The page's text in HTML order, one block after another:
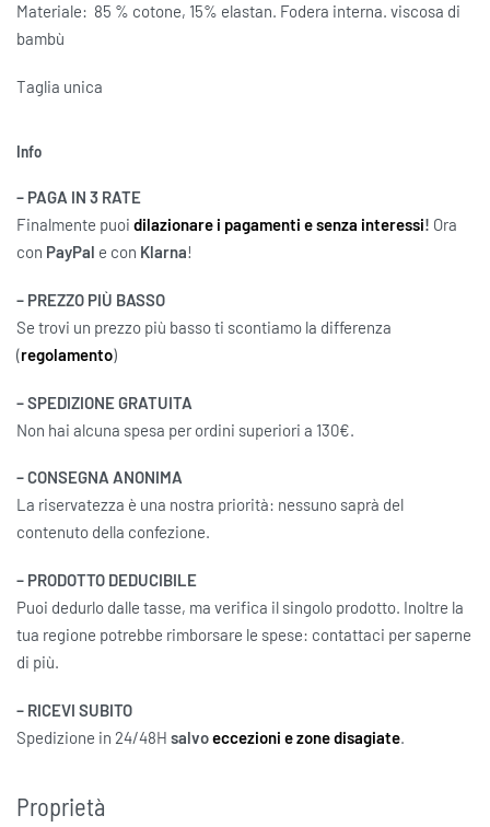
Materiale: 85 % cotone, 15% elastan. Fodera interna. viscosa di
bambù
Taglia unica
Info
– PAGA IN 3 RATE
Finalmente puoi dilazionare i pagamenti e senza interessi! Ora
con PayPal e con Klarna!
– PREZZO PIÙ BASSO
Se trovi un prezzo più basso ti scontiamo la differenza
(regolamento)
– SPEDIZIONE GRATUITA
Non hai alcuna spesa per ordini superiori a 130€.
– CONSEGNA ANONIMA
La riservatezza è una nostra priorità: nessuno saprà del
contenuto della confezione.
– PRODOTTO DEDUCIBILE
Puoi dedurlo dalle tasse, ma verifica il singolo prodotto. Inoltre la
tua regione potrebbe rimborsare le spese: contattaci per saperne
di più.
– RICEVI SUBITO
Spedizione in 24/48H salvoeccezioni e zone disagiate.
Proprietà